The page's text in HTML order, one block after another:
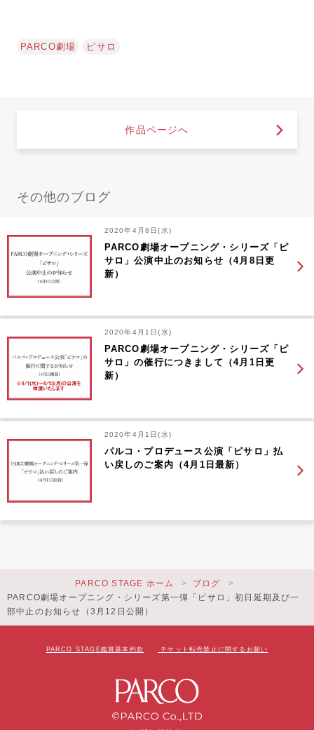
PARCO劇場 ピサロ
作品ページへ
その他のブログ
2020年4月8日(水)
PARCO劇場オープニング・シリーズ「ピ
サロ」公演中止のお知らせ（4月8日更
新）
2020年4月1日(水)
PARCO劇場オープニング・シリーズ「ピ
サロ」の催行につきまして（4月1日更
新）
2020年4月1日(水)
パルコ・プロデュース公演「ピサロ」払
い戻しのご案内（4月1日最新）
PARCO STAGE ホーム
ブログ
PARCO劇場オープニング・シリーズ第一弾「ピサロ」初日延期及び一
部中止のお知らせ（3月12日公開）
PARCO STAGE鑑賞基本約款 チケット転売禁止に関するお願い